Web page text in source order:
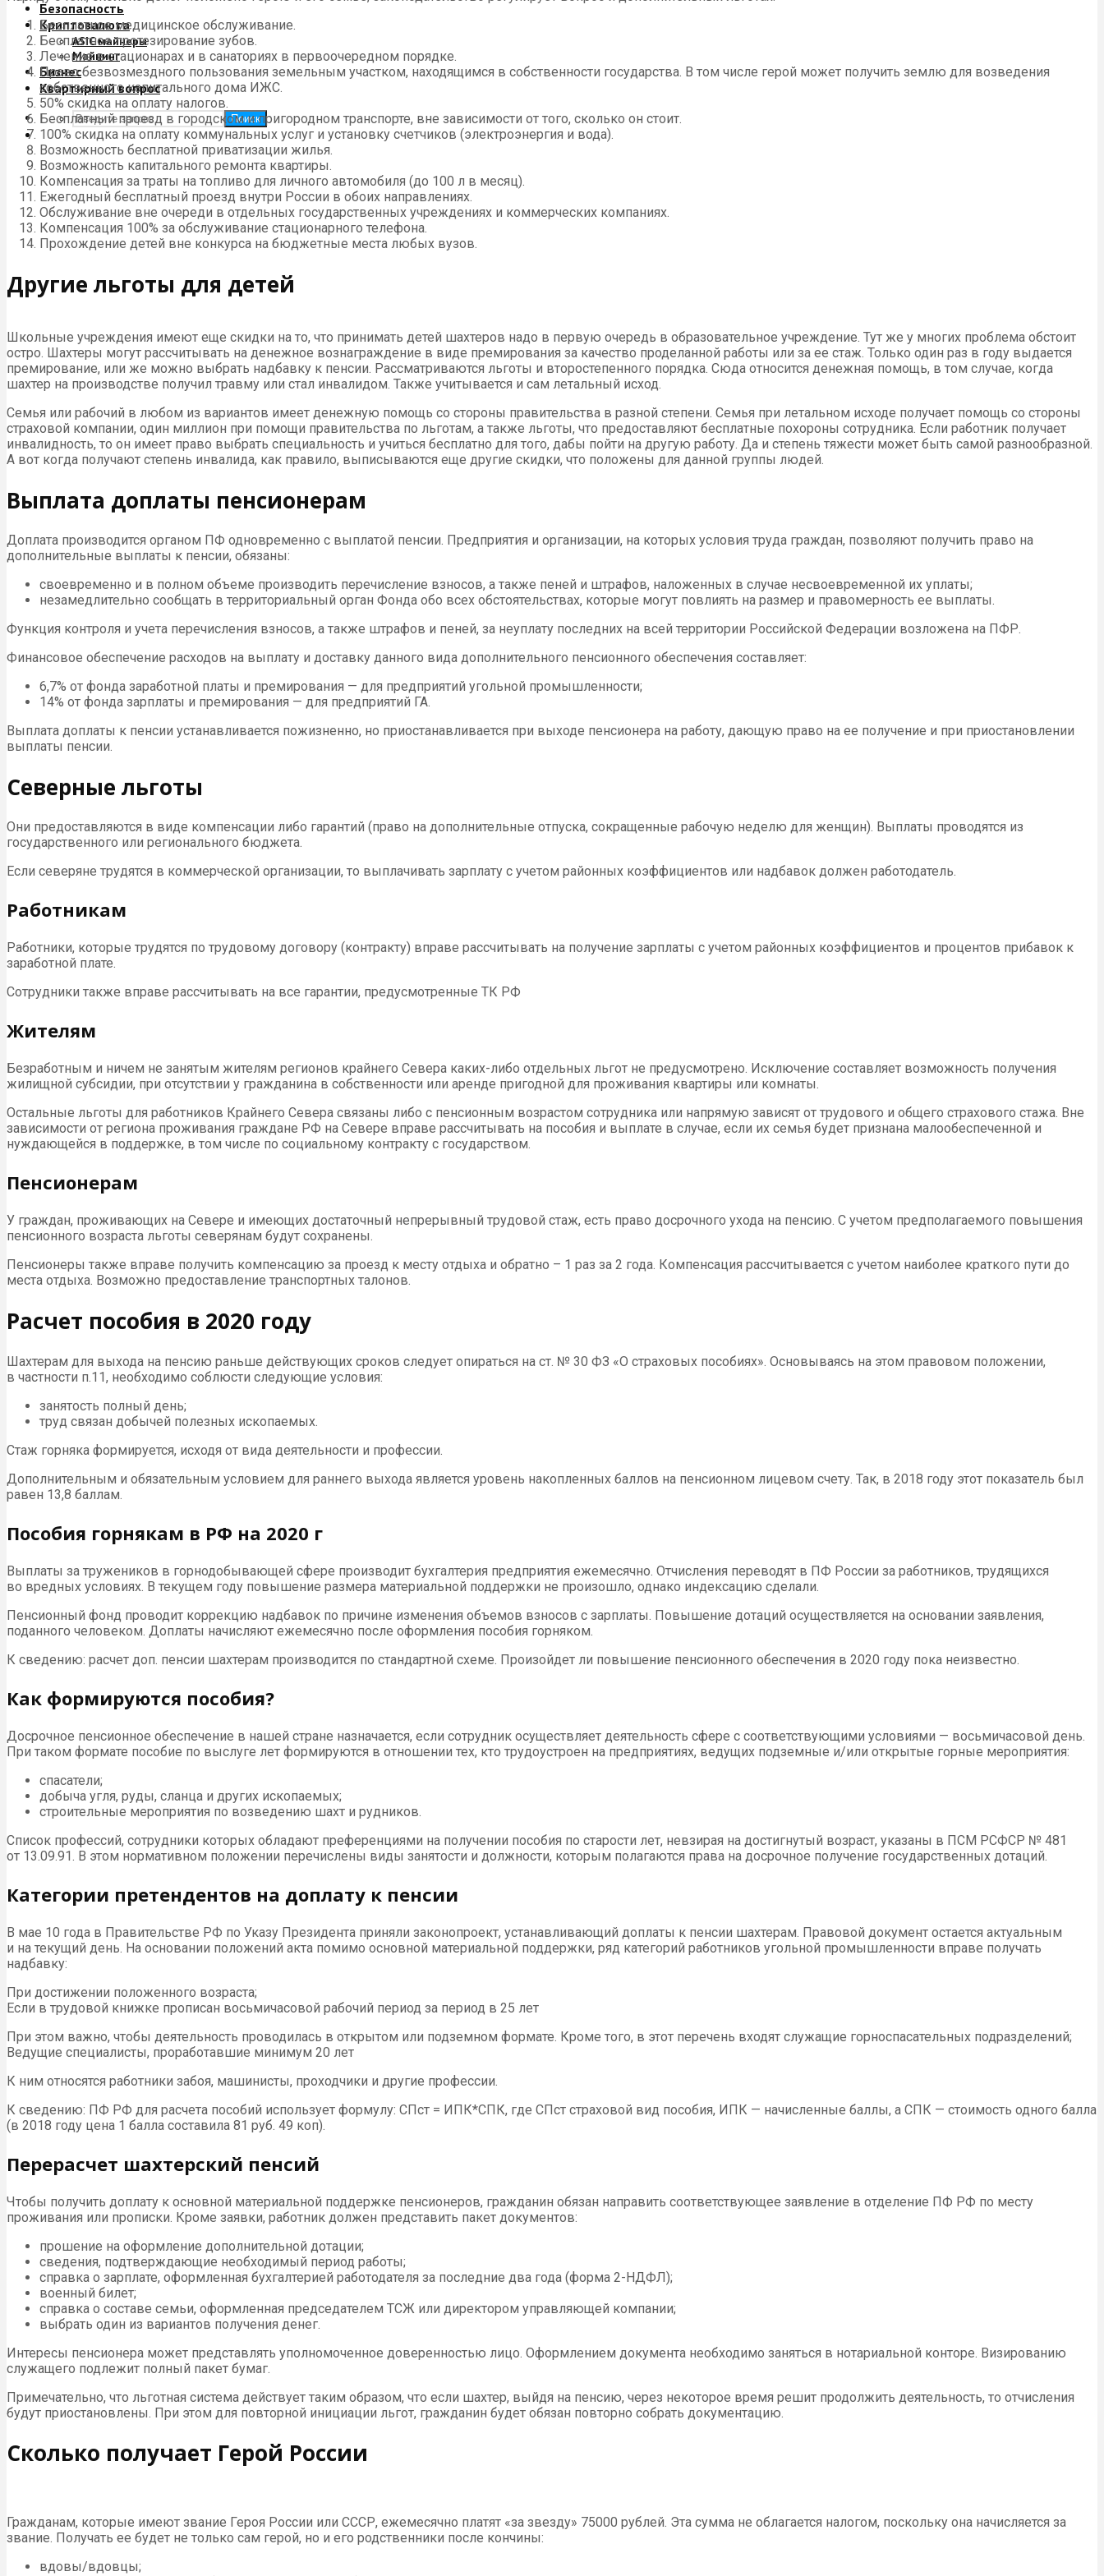
Безопасность
Криптовалюта
ASIC майнеры
Майнинг
Бизнес
Квартирный вопрос
Поиск
Бесплатное медицинское обслуживание.
Бесплатное протезирование зубов.
Лечение в стационарах и в санаториях в первоочередном порядке.
Право безвозмездного пользования земельным участком, находящимся в собственности государства. В том числе герой может получить землю для возведения
собственного капитального дома ИЖС.
50% скидка на оплату налогов.
Бесплатный проезд в городском и пригородном транспорте, вне зависимости от того, сколько он стоит.
100% скидка на оплату коммунальных услуг и установку счетчиков (электроэнергия и вода).
Возможность бесплатной приватизации жилья.
Возможность капитального ремонта квартиры.
Компенсация за траты на топливо для личного автомобиля (до 100 л в месяц).
Ежегодный бесплатный проезд внутри России в обоих направлениях.
Обслуживание вне очереди в отдельных государственных учреждениях и коммерческих компаниях.
Компенсация 100% за обслуживание стационарного телефона.
Прохождение детей вне конкурса на бюджетные места любых вузов.
Другие льготы для детей
Школьные учреждения имеют еще скидки на то, что принимать детей шахтеров надо в первую очередь в образовательное учреждение. Тут же у многих проблема обстоит
остро. Шахтеры могут рассчитывать на денежное вознаграждение в виде премирования за качество проделанной работы или за ее стаж. Только один раз в году выдается
премирование, или же можно выбрать надбавку к пенсии. Рассматриваются льготы и второстепенного порядка. Сюда относится денежная помощь, в том случае, когда
шахтер на производстве получил травму или стал инвалидом. Также учитывается и сам летальный исход.
Семья или рабочий в любом из вариантов имеет денежную помощь со стороны правительства в разной степени. Семья при летальном исходе получает помощь со стороны
страховой компании, один миллион при помощи правительства по льготам, а также льготы, что предоставляют бесплатные похороны сотрудника. Если работник получает
инвалидность, то он имеет право выбрать специальность и учиться бесплатно для того, дабы пойти на другую работу. Да и степень тяжести может быть самой разнообразной.
А вот когда получают степень инвалида, как правило, выписываются еще другие скидки, что положены для данной группы людей.
Выплата доплаты пенсионерам
Доплата производится органом ПФ одновременно с выплатой пенсии. Предприятия и организации, на которых условия труда граждан, позволяют получить право на
дополнительные выплаты к пенсии, обязаны:
своевременно и в полном объеме производить перечисление взносов, а также пеней и штрафов, наложенных в случае несвоевременной их уплаты;
незамедлительно сообщать в территориальный орган Фонда обо всех обстоятельствах, которые могут повлиять на размер и правомерность ее выплаты.
Функция контроля и учета перечисления взносов, а также штрафов и пеней, за неуплату последних на всей территории Российской Федерации возложена на ПФР.
Финансовое обеспечение расходов на выплату и доставку данного вида дополнительного пенсионного обеспечения составляет:
6,7% от фонда заработной платы и премирования — для предприятий угольной промышленности;
14% от фонда зарплаты и премирования — для предприятий ГА.
Выплата доплаты к пенсии устанавливается пожизненно, но приостанавливается при выходе пенсионера на работу, дающую право на ее получение и при приостановлении
выплаты пенсии.
Северные льготы
Они предоставляются в виде компенсации либо гарантий (право на дополнительные отпуска, сокращенные рабочую неделю для женщин). Выплаты проводятся из
государственного или регионального бюджета.
Если северяне трудятся в коммерческой организации, то выплачивать зарплату с учетом районных коэффициентов или надбавок должен работодатель.
Работникам
Работники, которые трудятся по трудовому договору (контракту) вправе рассчитывать на получение зарплаты с учетом районных коэффициентов и процентов прибавок к
заработной плате.
Сотрудники также вправе рассчитывать на все гарантии, предусмотренные ТК РФ
Жителям
Безработным и ничем не занятым жителям регионов крайнего Севера каких-либо отдельных льгот не предусмотрено. Исключение составляет возможность получения
жилищной субсидии, при отсутствии у гражданина в собственности или аренде пригодной для проживания квартиры или комнаты.
Остальные льготы для работников Крайнего Севера связаны либо с пенсионным возрастом сотрудника или напрямую зависят от трудового и общего страхового стажа. Вне
зависимости от региона проживания граждане РФ на Севере вправе рассчитывать на пособия и выплате в случае, если их семья будет признана малообеспеченной и
нуждающейся в поддержке, в том числе по социальному контракту с государством.
Пенсионерам
У граждан, проживающих на Севере и имеющих достаточный непрерывный трудовой стаж, есть право досрочного ухода на пенсию. С учетом предполагаемого повышения
пенсионного возраста льготы северянам будут сохранены.
Пенсионеры также вправе получить компенсацию за проезд к месту отдыха и обратно – 1 раз за 2 года. Компенсация рассчитывается с учетом наиболее краткого пути до
места отдыха. Возможно предоставление транспортных талонов.
Расчет пособия в 2020 году
Шахтерам для выхода на пенсию раньше действующих сроков следует опираться на ст. № 30 ФЗ «О страховых пособиях». Основываясь на этом правовом положении,
в частности п.11, необходимо соблюсти следующие условия:
занятость полный день;
труд связан добычей полезных ископаемых.
Стаж горняка формируется, исходя от вида деятельности и профессии.
Дополнительным и обязательным условием для раннего выхода является уровень накопленных баллов на пенсионном лицевом счету. Так, в 2018 году этот показатель был
равен 13,8 баллам.
Пособия горнякам в РФ на 2020 г
Выплаты за тружеников в горнодобывающей сфере производит бухгалтерия предприятия ежемесячно. Отчисления переводят в ПФ России за работников, трудящихся
во вредных условиях. В текущем году повышение размера материальной поддержки не произошло, однако индексацию сделали.
Пенсионный фонд проводит коррекцию надбавок по причине изменения объемов взносов с зарплаты. Повышение дотаций осуществляется на основании заявления,
поданного человеком. Доплаты начисляют ежемесячно после оформления пособия горняком.
К сведению: расчет доп. пенсии шахтерам производится по стандартной схеме. Произойдет ли повышение пенсионного обеспечения в 2020 году пока неизвестно.
Как формируются пособия?
Досрочное пенсионное обеспечение в нашей стране назначается, если сотрудник осуществляет деятельность сфере с соответствующими условиями — восьмичасовой день.
При таком формате пособие по выслуге лет формируются в отношении тех, кто трудоустроен на предприятиях, ведущих подземные и/или открытые горные мероприятия:
спасатели;
добыча угля, руды, сланца и других ископаемых;
строительные мероприятия по возведению шахт и рудников.
Список профессий, сотрудники которых обладают преференциями на получении пособия по старости лет, невзирая на достигнутый возраст, указаны в ПСМ РСФСР № 481
от 13.09.91. В этом нормативном положении перечислены виды занятости и должности, которым полагаются права на досрочное получение государственных дотаций.
Категории претендентов на доплату к пенсии
В мае 10 года в Правительстве РФ по Указу Президента приняли законопроект, устанавливающий доплаты к пенсии шахтерам. Правовой документ остается актуальным
и на текущий день. На основании положений акта помимо основной материальной поддержки, ряд категорий работников угольной промышленности вправе получать
надбавку:
При достижении положенного возраста;
Если в трудовой книжке прописан восьмичасовой рабочий период за период в 25 лет
При этом важно, чтобы деятельность проводилась в открытом или подземном формате. Кроме того, в этот перечень входят служащие горноспасательных подразделений;
Ведущие специалисты, проработавшие минимум 20 лет
К ним относятся работники забоя, машинисты, проходчики и другие профессии.
К сведению: ПФ РФ для расчета пособий использует формулу: СПст = ИПК*СПК, где СПст страховой вид пособия, ИПК — начисленные баллы, а СПК — стоимость одного балла
(в 2018 году цена 1 балла составила 81 руб. 49 коп).
Перерасчет шахтерский пенсий
Чтобы получить доплату к основной материальной поддержке пенсионеров, гражданин обязан направить соответствующее заявление в отделение ПФ РФ по месту
проживания или прописки. Кроме заявки, работник должен представить пакет документов:
прошение на оформление дополнительной дотации;
сведения, подтверждающие необходимый период работы;
справка о зарплате, оформленная бухгалтерией работодателя за последние два года (форма 2-НДФЛ);
военный билет;
справка о составе семьи, оформленная председателем ТСЖ или директором управляющей компании;
выбрать один из вариантов получения денег.
Интересы пенсионера может представлять уполномоченное доверенностью лицо. Оформлением документа необходимо заняться в нотариальной конторе. Визированию
служащего подлежит полный пакет бумаг.
Примечательно, что льготная система действует таким образом, что если шахтер, выйдя на пенсию, через некоторое время решит продолжить деятельность, то отчисления
будут приостановлены. При этом для повторной инициации льгот, гражданин будет обязан повторно собрать документацию.
Сколько получает Герой России
Гражданам, которые имеют звание Героя России или СССР, ежемесячно платят «за звезду» 75000 рублей. Эта сумма не облагается налогом, поскольку она начисляется за
звание. Получать ее будет не только сам герой, но и его родственники после кончины:
вдовы/вдовцы;